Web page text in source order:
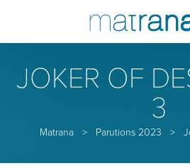
JOKER OF
3
Matrana> Parutions 2023 >